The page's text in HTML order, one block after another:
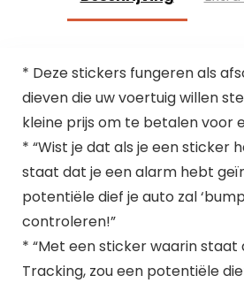
* Deze stickers fungeren als
dieven die uw voertuig willen
kleine prijs om te betalen voor
* “Wist je dat als je een sticker
staat dat je een alarm hebt
potentiële dief je auto zal
controleren!”
* “Met een sticker waarin staat
Tracking, zou een potentiële